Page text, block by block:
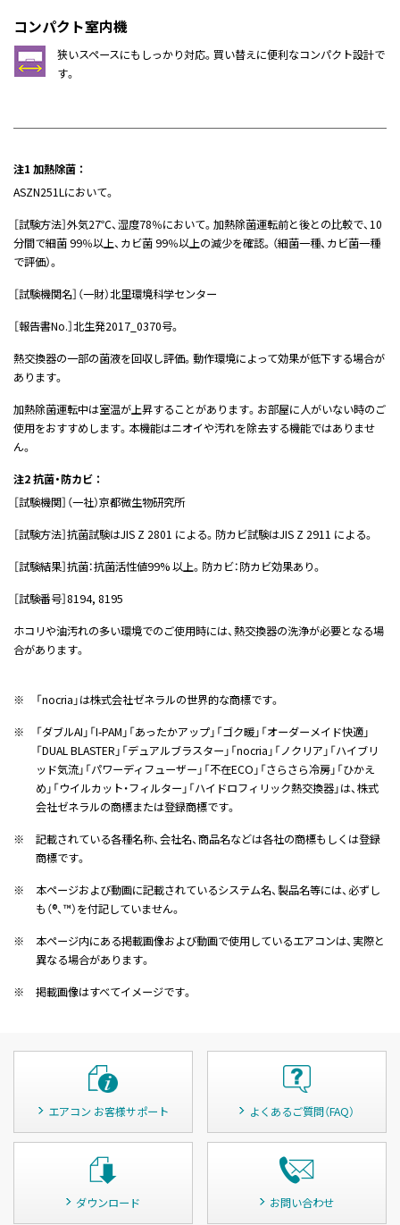
コンパクト室内機
狭いスペースにもしっかり対応。買い替えに便利なコンパクト設計で
す。
注1 加熱除菌 ：
ASZN251Lにおいて。
［試験方法］外気27℃、湿度78％において。加熱除菌運転前と後との比較で、10
分間で細菌 99％以上、カビ菌 99％以上の減少を確認。（細菌一種、カビ菌一種
で評価）。
［試験機関名］（一財）北里環境科学センター
［報告書No.］北生発2017_0370号。
熱交換器の一部の菌液を回収し評価。動作環境によって効果が低下する場合が
あります。
加熱除菌運転中は室温が上昇することがあります。お部屋に人がいない時のご
使用をおすすめします。本機能はニオイや汚れを除去する機能ではありませ
ん。
注2 抗菌・防カビ ：
［試験機関］（一社）京都微生物研究所
［試験方法］抗菌試験はJIS Z 2801 による。防カビ試験はJIS Z 2911 による。
［試験結果］抗菌：抗菌活性値99% 以上。防カビ：防カビ効果あり。
［試験番号］8194, 8195
ホコリや油汚れの多い環境でのご使用時には、熱交換器の洗浄が必要となる場
合があります。
※
「nocria」は株式会社ゼネラルの世界的な商標です。
※
「ダブルAI」「I-PAM」「あったかアップ」「ゴク暖」「オーダーメイド快適」
「DUAL BLASTER」「デュアルブラスター」「nocria」「ノクリア」「ハイブリ
ッド気流」「パワーディフューザー」「不在ECO」「さらさら冷房」「ひかえ
め」「ウイルカット・フィルター」「ハイドロフィリック熱交換器」は、株式
会社ゼネラルの商標または登録商標です。
※
記載されている各種名称、会社名、商品名などは各社の商標もしくは登録
商標です。
※
本ページおよび動画に記載されているシステム名、製品名等には、必ずし
も（®、™）を付記していません。
※
本ページ内にある掲載画像および動画で使用しているエアコンは、実際と
異なる場合があります。
※
掲載画像はすべてイメージです。
エアコン お客様サポート よくあるご質問（FAQ）
ダウンロード お問い合わせ